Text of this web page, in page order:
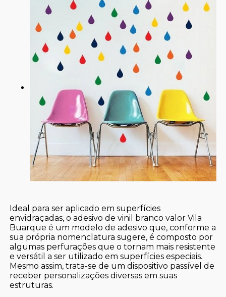
Ideal para ser aplicado em superfícies
envidraçadas, o adesivo de vinil branco valor Vila
Buarque é um modelo de adesivo que, conforme a
sua própria nomenclatura sugere, é composto por
algumas perfurações que o tornam mais resistente
e versátil a ser utilizado em superfícies especiais.
Mesmo assim, trata-se de um dispositivo passível de
receber personalizações diversas em suas
estruturas.